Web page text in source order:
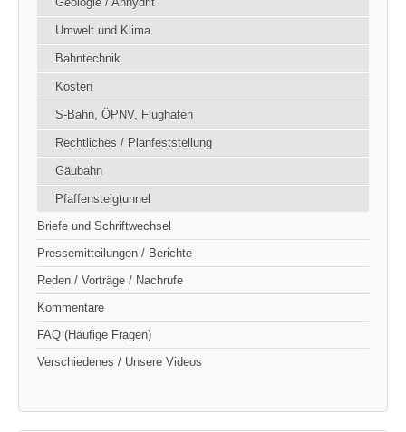
Umwelt und Klima
Bahntechnik
Kosten
S-Bahn, ÖPNV, Flughafen
Rechtliches / Planfeststellung
Gäubahn
Pfaffensteigtunnel
Briefe und Schriftwechsel
Pressemitteilungen / Berichte
Reden / Vorträge / Nachrufe
Kommentare
FAQ (Häufige Fragen)
Verschiedenes / Unsere Videos